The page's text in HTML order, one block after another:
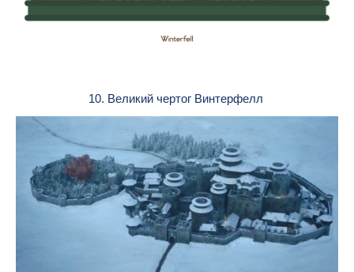
10. Великий чертог Винтерфелл